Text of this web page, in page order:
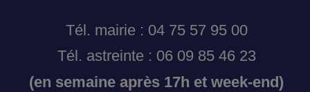
Tél. mairie : 04 75 57 95 00
Tél. astreinte : 06 09 85 46 23
(en semaine après 17h et week-end)